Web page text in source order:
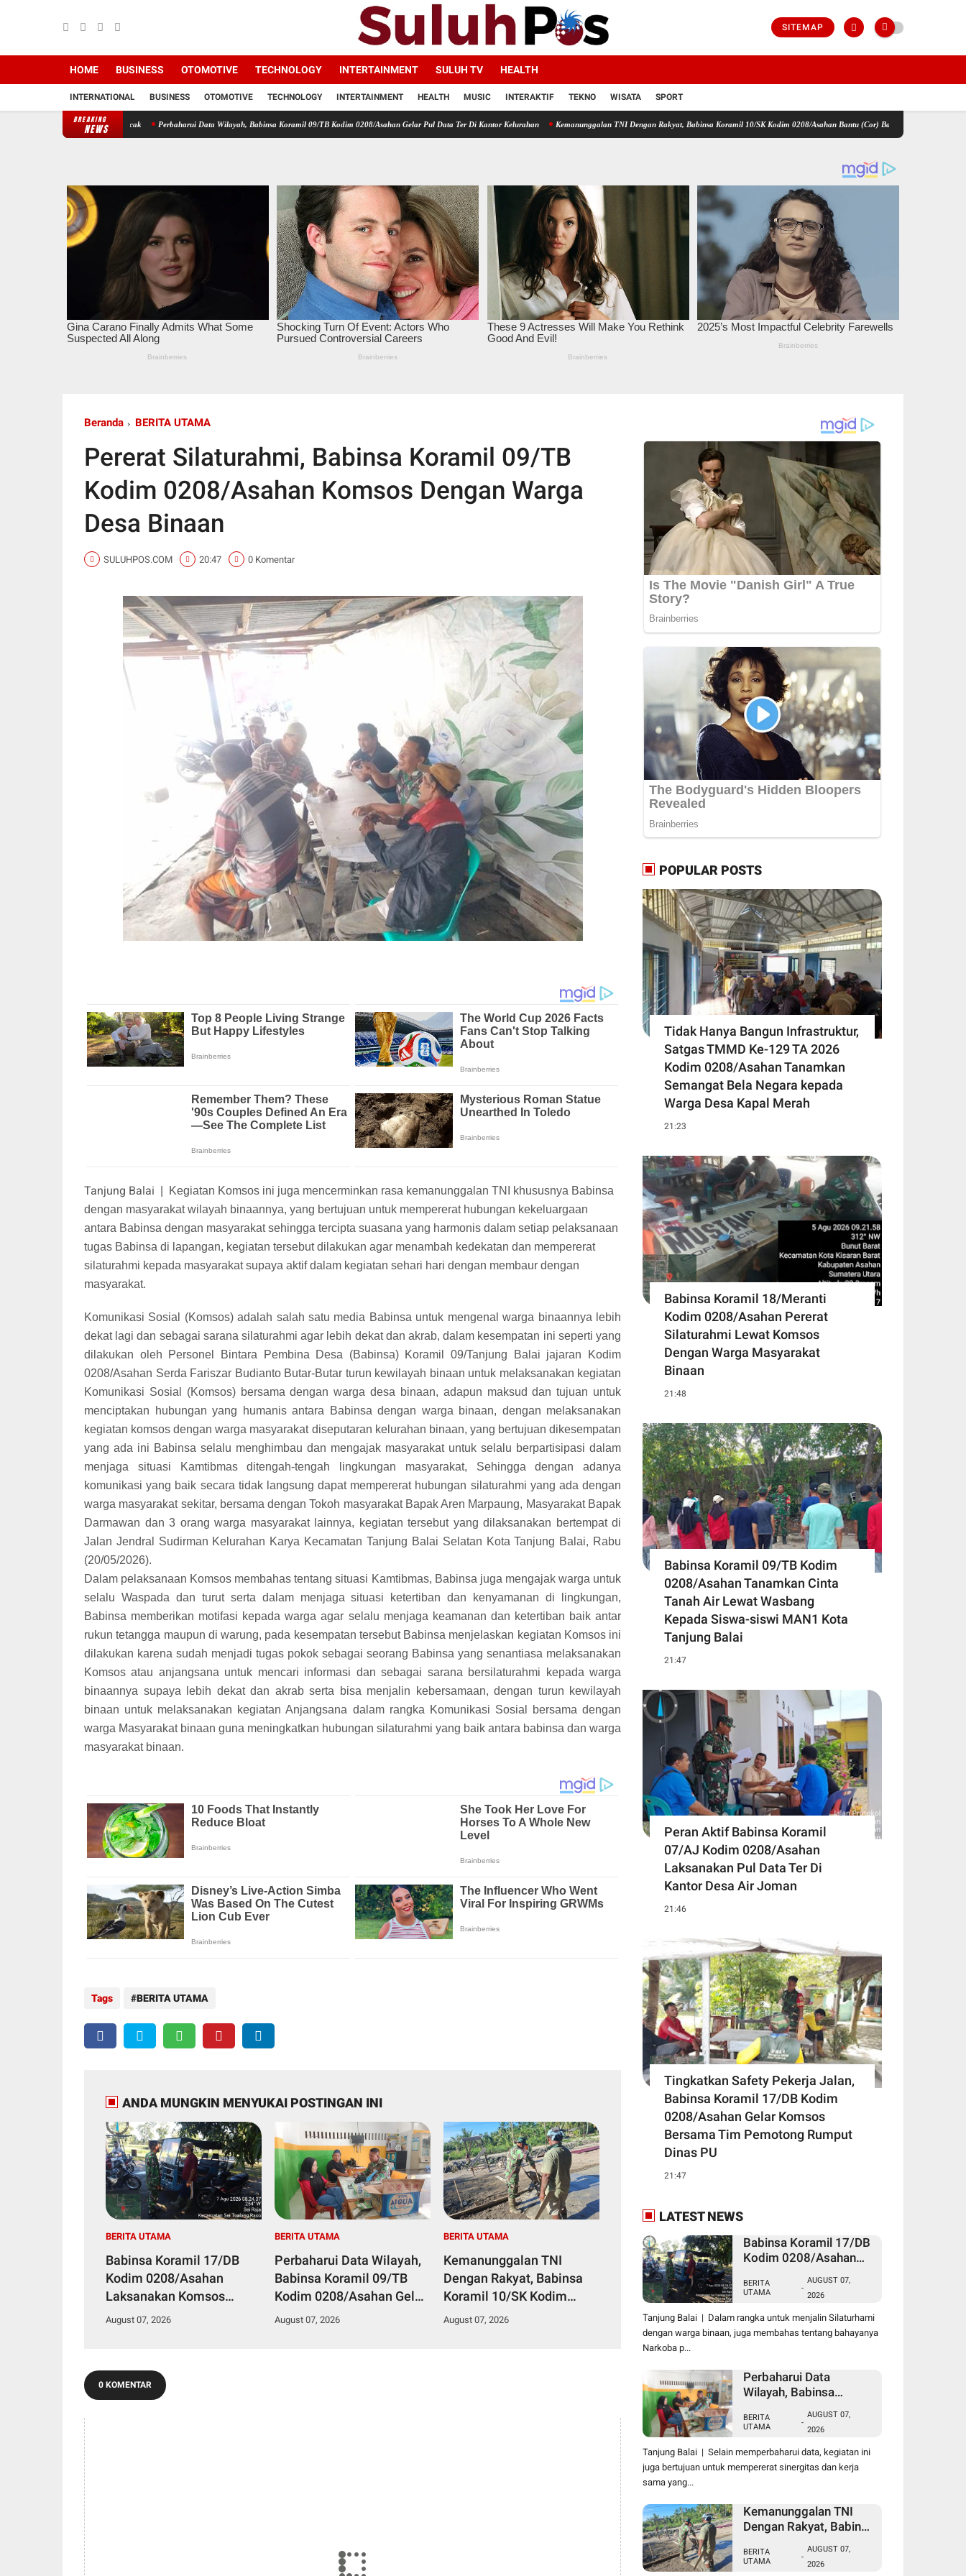
SITEMAP
HOME BUSINESS OTOMOTIVE TECHNOLOGY INTERTAINMENT SULUH TV HEALTH
INTERNATIONAL BUSINESS OTOMOTIVE TECHNOLOGY INTERTAINMENT HEALTH MUSIC INTERAKTIF TEKNO WISATA SPORT
BREAKING
NEWS
Dengan Abang Becak Perbaharui Data Wilayah, Babinsa Koramil 09/TB Kodim 0208/Asahan Gelar Pul Data Ter Di Kantor Kelurahan Kemanunggalan TNI Dengan Rakyat, Babinsa Koramil 10/SK Kodim 0208/Asahan Bantu (Cor) Bangun Rumah Warga
Beranda BERITA UTAMA
Pererat Silaturahmi, Babinsa Koramil 09/TB
Kodim 0208/Asahan Komsos Dengan Warga
Desa Binaan
SULUHPOS.COM 20:47 0 Komentar
Tanjung Balai
Kegiatan Komsos ini juga mencerminkan rasa kemanunggalan TNI khususnya Babinsa
dengan masyarakat wilayah binaannya, yang bertujuan untuk mempererat hubungan kekeluargaan
antara Babinsa dengan masyarakat sehingga tercipta suasana yang harmonis dalam setiap pelaksanaan
tugas Babinsa di lapangan, kegiatan tersebut dilakukan agar menambah kedekatan dan mempererat
silaturahmi kepada masyarakat supaya aktif dalam kegiatan sehari hari dengan membaur dengan
masyarakat.
Komunikasi Sosial (Komsos) adalah salah satu media Babinsa untuk mengenal warga binaannya lebih
dekat lagi dan sebagai sarana silaturahmi agar lebih dekat dan akrab, dalam kesempatan ini seperti yang
dilakukan oleh Personel Bintara Pembina Desa (Babinsa) Koramil 09/Tanjung Balai jajaran Kodim
0208/Asahan Serda Fariszar Budianto Butar-Butar turun kewilayah binaan untuk melaksanakan kegiatan
Komunikasi Sosial (Komsos) bersama dengan warga desa binaan, adapun maksud dan tujuan untuk
menciptakan hubungan yang humanis antara Babinsa dengan warga binaan, dengan melaksanakan
kegiatan komsos dengan warga masyarakat diseputaran kelurahan binaan, yang bertujuan dikesempatan
yang ada ini Babinsa selalu menghimbau dan mengajak masyarakat untuk selalu berpartisipasi dalam
menjaga situasi Kamtibmas ditengah-tengah lingkungan masyarakat, Sehingga dengan adanya
komunikasi yang baik secara tidak langsung dapat mempererat hubungan silaturahmi yang ada dengan
warga masyarakat sekitar, bersama dengan Tokoh masyarakat Bapak Aren Marpaung, Masyarakat Bapak
Darmawan dan 3 orang warga masyarakat lainnya, kegiatan tersebut yang dilaksanakan bertempat di
Jalan Jendral Sudirman Kelurahan Karya Kecamatan Tanjung Balai Selatan Kota Tanjung Balai, Rabu
(20/05/2026).
Dalam pelaksanaan Komsos membahas tentang situasi Kamtibmas, Babinsa juga mengajak warga untuk
selalu Waspada dan turut serta dalam menjaga situasi ketertiban dan kenyamanan di lingkungan,
Babinsa memberikan motifasi kepada warga agar selalu menjaga keamanan dan ketertiban baik antar
rukun tetangga maupun di warung, pada kesempatan tersebut Babinsa menjelaskan kegiatan Komsos ini
dilakukan karena sudah menjadi tugas pokok sebagai seorang Babinsa yang senantiasa melaksanakan
Komsos atau anjangsana untuk mencari informasi dan sebagai sarana bersilaturahmi kepada warga
binaannya supaya lebih dekat dan akrab serta bisa menjalin kebersamaan, dengan turun kewilayah
binaan untuk melaksanakan kegiatan Anjangsana dalam rangka Komunikasi Sosial bersama dengan
warga Masyarakat binaan guna meningkatkan hubungan silaturahmi yang baik antara babinsa dan warga
masyarakat binaan.
Tags BERITA UTAMA
ANDA MUNGKIN MENYUKAI POSTINGAN INI
BERITA UTAMA
Babinsa Koramil 17/DB
Kodim 0208/Asahan
Laksanakan Komsos
Bersama Dengan Abang
August 07, 2026
BERITA UTAMA
Perbaharui Data Wilayah,
Babinsa Koramil 09/TB
Kodim 0208/Asahan Gelar
Pul Data Ter Di Kantor
August 07, 2026
BERITA UTAMA
Kemanunggalan TNI
Dengan Rakyat, Babinsa
Koramil 10/SK Kodim
0208/Asahan Bantu (Cor)
August 07, 2026
0 KOMENTAR
POPULAR POSTS
Tidak Hanya Bangun Infrastruktur,
Satgas TMMD Ke-129 TA 2026
Kodim 0208/Asahan Tanamkan
Semangat Bela Negara kepada
Warga Desa Kapal Merah
21:23
Babinsa Koramil 18/Meranti
Kodim 0208/Asahan Pererat
Silaturahmi Lewat Komsos
Dengan Warga Masyarakat
Binaan
21:48
Babinsa Koramil 09/TB Kodim
0208/Asahan Tanamkan Cinta
Tanah Air Lewat Wasbang
Kepada Siswa-siswi MAN1 Kota
Tanjung Balai
21:47
Peran Aktif Babinsa Koramil
07/AJ Kodim 0208/Asahan
Laksanakan Pul Data Ter Di
Kantor Desa Air Joman
21:46
Tingkatkan Safety Pekerja Jalan,
Babinsa Koramil 17/DB Kodim
0208/Asahan Gelar Komsos
Bersama Tim Pemotong Rumput
Dinas PU
21:47
LATEST NEWS
Babinsa Koramil 17/DB
Kodim 0208/Asahan
Bersama Dengan Abang
BERITA
UTAMA
-
AUGUST 07,
2026
Tanjung Balai | Dalam rangka untuk menjalin Silaturhami
dengan warga binaan, juga membahas tentang bahayanya
Narkoba p...
Perbaharui Data
Wilayah, Babinsa
0208/Asahan Gelar Pul
Data Ter Di Kantor
Kelurahan
BERITA
UTAMA
-
AUGUST 07,
2026
Tanjung Balai | Selain memperbaharui data, kegiatan ini
juga bertujuan untuk mempererat sinergitas dan kerja
sama yang...
Kemanunggalan TNI
Dengan Rakyat, Babinsa
0208/Asahan Bantu
(Cor) Bangun Rumah
BERITA
UTAMA
-
AUGUST 07,
2026